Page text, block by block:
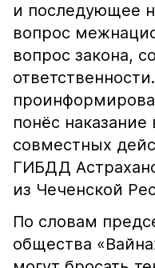
и последующее
вопрос
вопрос закона,
понёс наказание
совместных
ГИБДД
из Чеченской
По словам
общества